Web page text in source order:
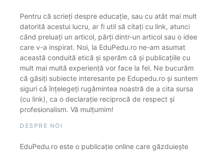
Pentru că scrieți despre educație, sau cu atât mai mult
datorită acestui lucru, ar fi util să citați cu link, atunci
când preluați un articol, părți dintr-un articol sau o idee
care v-a inspirat. Noi, la EduPedu.ro ne-am asumat
această conduită etică și sperăm că și publicațiile cu
mult mai multă experiență vor face la fel. Ne bucurăm
că găsiți subiecte interesante pe Edupedu.ro și suntem
siguri că înțelegeți rugămintea noastră de a cita sursa
(cu link), ca o declarație reciprocă de respect și
profesionalism. Vă mulțumim!
DESPRE NOI
EduPedu.ro este o publicație online care găzduiește